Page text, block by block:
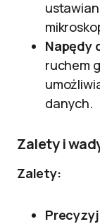
Napędy
ruchem
danych.
Zalety i
Zalety: